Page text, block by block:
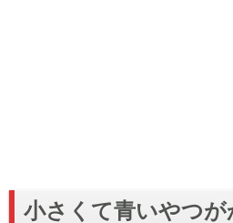
小さくて青いやつ